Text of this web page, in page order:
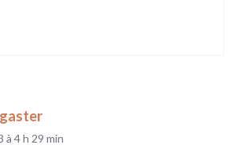
à 4 h 29 min